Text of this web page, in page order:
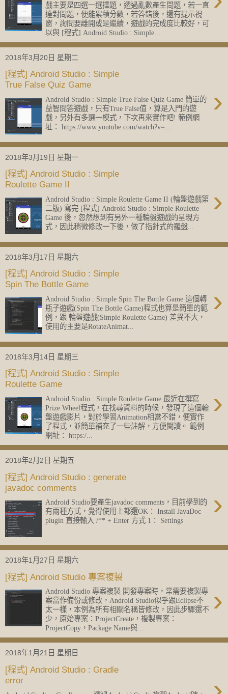
戲主要是四選一選擇題，透過亂數產生問題，若一直
達對問題，便能累積分數，若答錯後，還有提示視
窗，詢問要離開或是繼續，遊戲的完成度比較好，可
以與 [程式] Android Studio : Simple...
2018年3月20日 星期二
[程式] Android Studio : Simple
True False Quiz Game
›
Android Studio : Simple True False Quiz Game 簡單的
益智問答遊戲，只有True False值，算是入門的遊
戲，另外有多選一模式，下次再來實作吧! 範例網
址： https://www.youtube.com/watch?v=...
2018年3月19日 星期一
[程式] Android Studio : Simple
Roulette Game II
›
Android Studio : Simple Roulette Game II (輪盤遊戲第
二版) 寫完 [程式] Android Studio : Simple Roulette
Game 後，忽然想到有另外一種輪盤遊戲的呈現方
式，因此稍微修改一下後，做了指針式的羅盤...
2018年3月17日 星期六
[程式] Android Studio : Simple
Spin The Bottle Game
›
Android Studio : Simple Spin The Bottle Game 這個轉
瓶子遊戲(Spin The Bottle Game)程式也算是簡單的範
例，跟 輪盤遊戲(Simple Roulette Game) 差異不大，
使用的主要是RotateAnimat...
2018年3月14日 星期三
[程式] Android Studio : Simple
Roulette Game
›
Android Studio : Simple Roulette Game 最近在撰寫
Prize Wheel程式，在找尋資料的時候，發現了這個輪
盤遊戲影片，對於學習Animation相當不錯，便實作
了程式，並簡單補充了一些註解，方便閱讀。 範例
網址： https:/...
2018年2月2日 星期五
[程式] Android Studio : generate
javadoc comments
›
Android Studio要產生javadoc comments，目前學到的
有兩種方式，覺得使用上都還OK： Install JavaDoc
plugin 直接輸入 /** + Enter 方式 1： Settings
2018年1月27日 星期六
[程式] Android Studio 專案複製
›
Android Studio 專案複製 開發專案時，常需要複製專
案當作備份或修改，Android Studio似乎跟Eclipse不
太一樣，本例為所有相關名稱皆修改，因此步驟還不
少，原始專案：ProjectCreate，複製專案：
ProjectCopy，Package Name與...
2018年1月21日 星期日
[程式] Android Studio : Gradle
error